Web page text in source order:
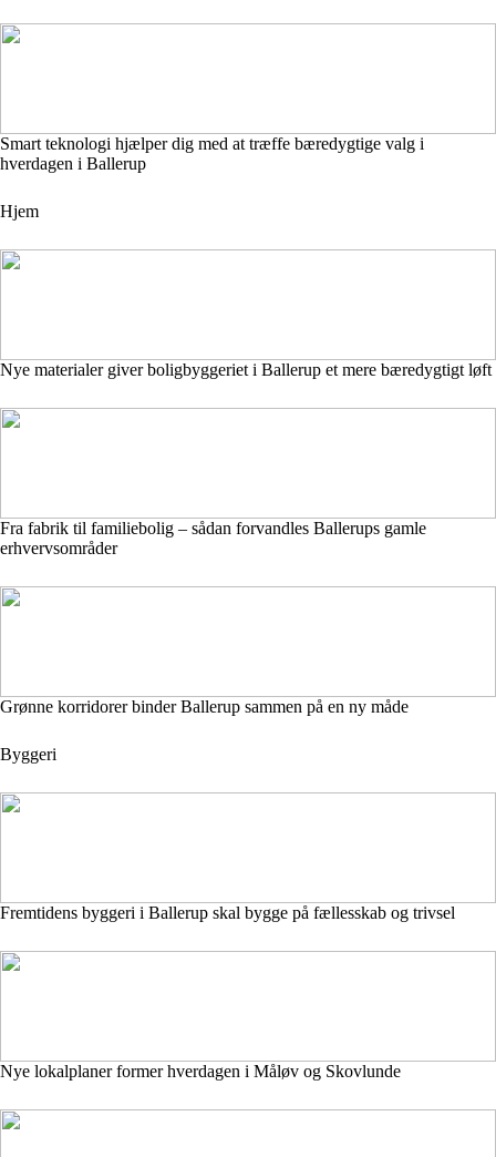
Smart teknologi hjælper dig med at træffe bæredygtige valg i
hverdagen i Ballerup
Hjem
Nye materialer giver boligbyggeriet i Ballerup et mere bæredygtigt løft
Fra fabrik til familiebolig – sådan forvandles Ballerups gamle
erhvervsområder
Grønne korridorer binder Ballerup sammen på en ny måde
Byggeri
Fremtidens byggeri i Ballerup skal bygge på fællesskab og trivsel
Nye lokalplaner former hverdagen i Måløv og Skovlunde